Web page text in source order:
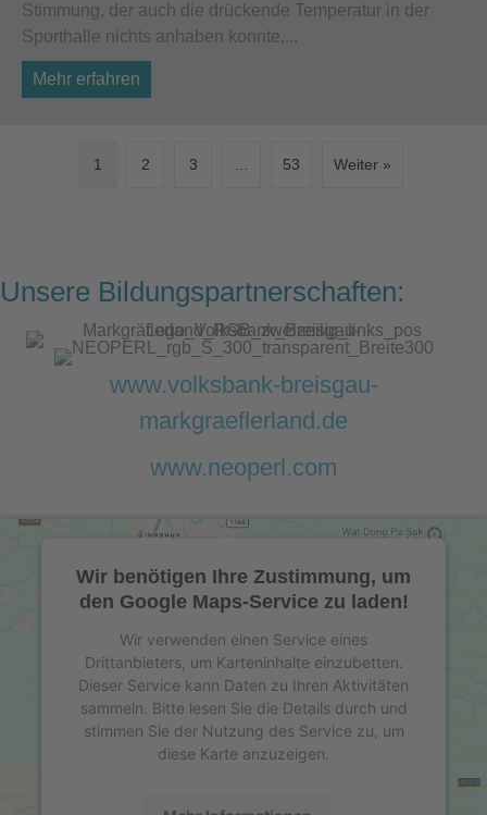
Stimmung, der auch die drückende Temperatur in der
Sporthalle nichts anhaben konnte,...
Mehr erfahren
1 2 3 … 53 Weiter »
Unsere Bildungspartnerschaften:
www.volksbank-breisgau-
markgraeflerland.de
www.neoperl.com
Wir benötigen Ihre Zustimmung, um
den Google Maps-Service zu laden!
Wir verwenden einen Service eines
Drittanbieters, um Karteninhalte einzubetten.
Dieser Service kann Daten zu Ihren Aktivitäten
sammeln. Bitte lesen Sie die Details durch und
stimmen Sie der Nutzung des Service zu, um
diese Karte anzuzeigen.